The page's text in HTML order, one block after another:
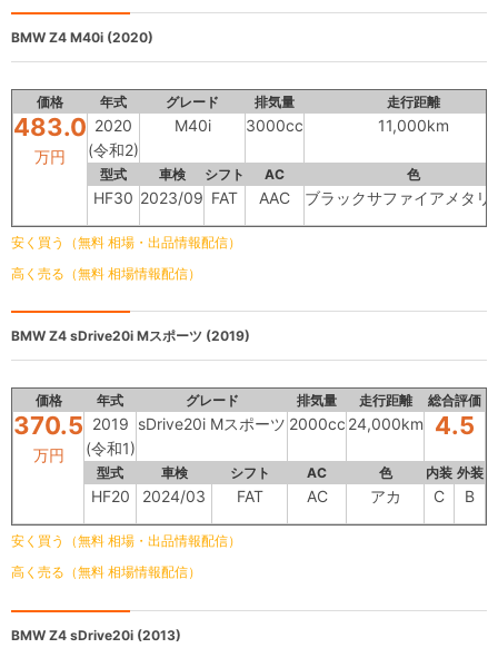
BMW Z4 M40i (2020)
価格 年式 グレード 排気量 走行距離
483.0
万円
2020
(令和2)
M40i 3000cc 11,000km
型式 車検 シフト AC 色
HF30 2023/09 FAT AAC ブラックサファイアメタリ
安く買う（無料 相場・出品情報配信）
高く売る（無料 相場情報配信）
BMW Z4 sDrive20i Mスポーツ (2019)
価格 年式 グレード 排気量 走行距離 総合評価
370.5
万円
2019
(令和1)
sDrive20i Mスポーツ 2000cc 24,000km 4.5
型式 車検 シフト AC 色 内装 外装
HF20 2024/03 FAT AC アカ C B
安く買う（無料 相場・出品情報配信）
高く売る（無料 相場情報配信）
BMW Z4 sDrive20i (2013)